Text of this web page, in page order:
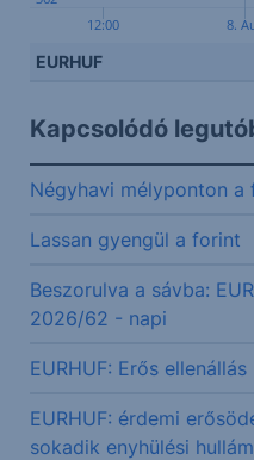
12:00 8.
EURHUF
Kapcsolódó
Négyhavi mélyponton a
Lassan gyengül a forint
Beszorulva a sávba:
2026/62 - napi
EURHUF: Erős
EURHUF: érdemi
sokadik enyhülési